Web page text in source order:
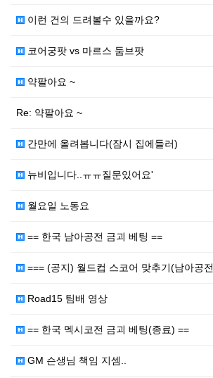
이런 건의 드려볼수 있을까요?
코어궁팟 vs 마르스 둠브팟
약팔아요 ~
Re: 약팔아요 ~
간만에 올려봅니다(잠시 집에들러)
뉴비입니다..ㅠㅠ질문있어요'
월요일 노동요
== 한국 남아공전 금괴 베팅 ==
=== (공지) 월드컵 스코어 맞추기(남아공
Road15 팀배 영상
== 한국 멕시코전 금괴 베팅(종료) ==
GM 슨생님 책임 지셈..